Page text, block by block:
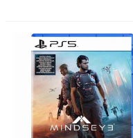
Prix 32,01€